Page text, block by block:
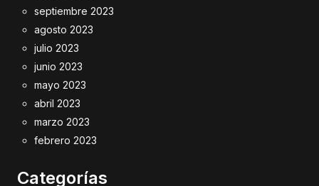
septiembre 2023
agosto 2023
julio 2023
junio 2023
mayo 2023
abril 2023
marzo 2023
febrero 2023
Categorías